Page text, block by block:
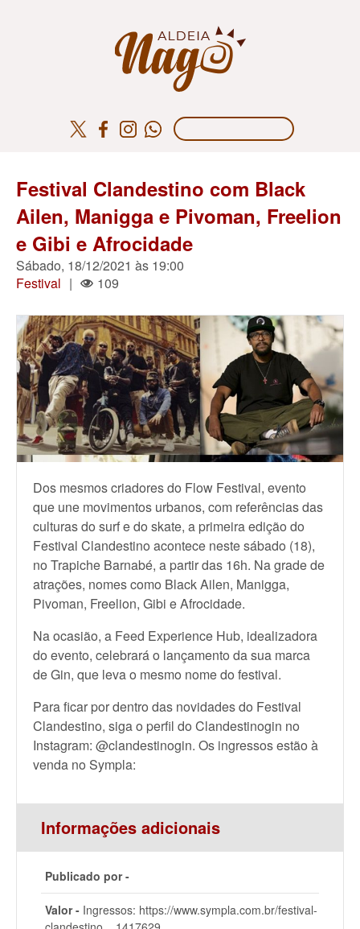
Festival Clandestino com Black
Ailen, Manigga e Pivoman, Freelion
e Gibi e Afrocidade
Sábado, 18/12/2021 às 19:00
Festival | 109
Dos mesmos criadores do Flow Festival, evento
que une movimentos urbanos, com referências das
culturas do surf e do skate, a primeira edição do
Festival Clandestino acontece neste sábado (18),
no Trapiche Barnabé, a partir das 16h. Na grade de
atrações, nomes como Black Ailen, Manigga,
Pivoman, Freelion, Gibi e Afrocidade.
Na ocasião, a Feed Experience Hub, idealizadora
do evento, celebrará o lançamento da sua marca
de Gin, que leva o mesmo nome do festival.
Para ficar por dentro das novidades do Festival
Clandestino, siga o perfil do Clandestinogin no
Instagram: @clandestinogin. Os ingressos estão à
venda no Sympla:
Informações adicionais
Publicado por -
Valor - Ingressos: https://www.sympla.com.br/festival-